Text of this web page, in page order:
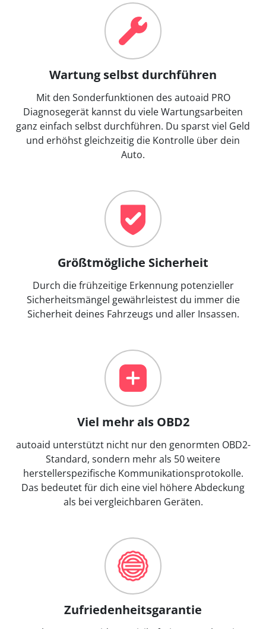
Wartung selbst durchführen
Mit den Sonderfunktionen des autoaid PRO
Diagnosegerät kannst du viele Wartungsarbeiten
ganz einfach selbst durchführen. Du sparst viel Geld
und erhöhst gleichzeitig die Kontrolle über dein
Auto.
Größtmögliche Sicherheit
Durch die frühzeitige Erkennung potenzieller
Sicherheitsmängel gewährleistest du immer die
Sicherheit deines Fahrzeugs und aller Insassen.
Viel mehr als OBD2
autoaid unterstützt nicht nur den genormten OBD2-
Standard, sondern mehr als 50 weitere
herstellerspezifische Kommunikationsprotokolle.
Das bedeutet für dich eine viel höhere Abdeckung
als bei vergleichbaren Geräten.
Zufriedenheitsgarantie